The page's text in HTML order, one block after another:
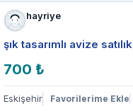
hayriye
şık tasarımlı avize satılık
700 ₺
Eskişehir Favorilerime Ekle